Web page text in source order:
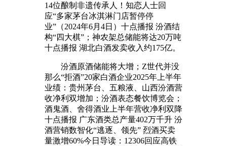
14位酿制非遗传承人！知恋人士回
应“多家茅台冰淇淋门店暂停停
业”（2024年6月4日）十点播报 汾酒结
构“四大棋”；神农架总储能将达20万吨
十点播报 湖北白酒发卖收入约175亿。
汾酒原酒储能将大增；Z世代并没
那么“拒酒”20家白酒企业2025年上半年
业绩：贵州茅台、五粮液、山西汾酒营
收净利双增加；汾酒表态餐饮博览会；
酒鬼酒、舍得酒业上半年营收净利双降
十点播报 广东酒类总产量402万千升 汾
酒营销数智化“逃逐、领先” 烈酒买卖
量激增60%今日导读：12306回应高铁